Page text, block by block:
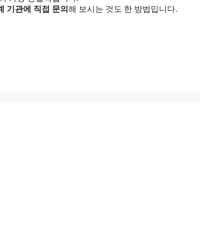
기관에 직접 문의 해 보시는 것도 한 방법입니다.